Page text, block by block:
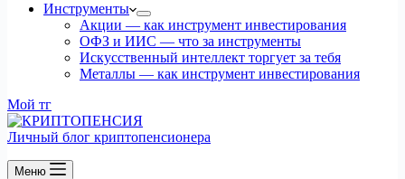
Инструменты
Акции — как инструмент инвестирования
ОФЗ и ИИС — что за инструменты
Искусственный интеллект торгует за тебя
Металлы — как инструмент инвестирования
Мой тг
Личный блог криптопенсионера
Меню